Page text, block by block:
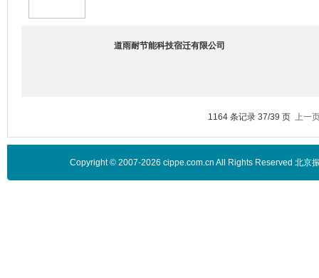
道雨耐节能科技宿迁有限公司
1164 条记录 37/39 页 上一
Copyright © 2007-2026 cippe.com.cn All Rights Reserved 北